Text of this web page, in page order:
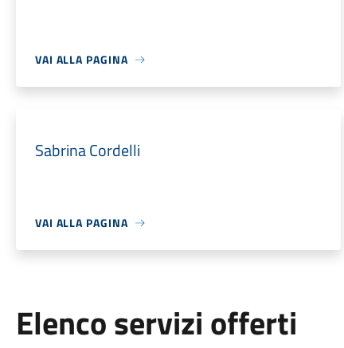
VAI ALLA PAGINA
Sabrina Cordelli
VAI ALLA PAGINA
Elenco servizi offerti